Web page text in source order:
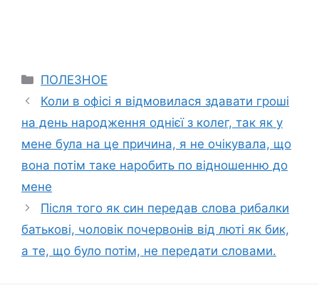
Categories
ПОЛЕЗНОЕ
Коли в офісі я відмовилася здавати гроші
на день народження однієї з колег, так як у
мене була на це причина, я не очікувала, що
вона потім таке наробить по відношенню до
мене
Після того як син передав слова рибалки
батькові, чоловік почервонів від люті як бик,
а те, що було потім, не передати словами.